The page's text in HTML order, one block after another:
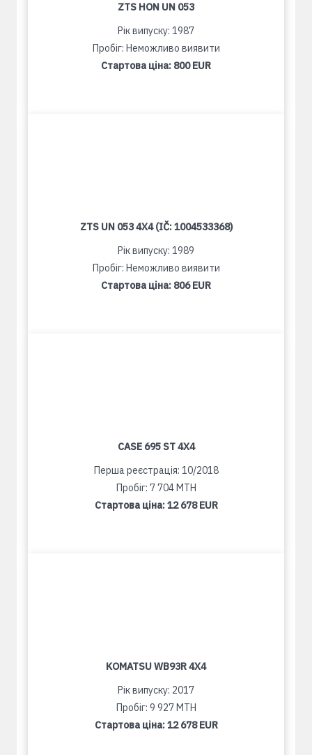
ZTS HON UN 053
Рік випуску: 1987
Пробіг: Неможливо виявити
Стартова ціна: 800 EUR
ZTS UN 053 4X4 (IČ: 1004533368)
Рік випуску: 1989
Пробіг: Неможливо виявити
Стартова ціна: 806 EUR
CASE 695 ST 4X4
Перша реєстрація: 10/2018
Пробіг: 7 704 MTH
Стартова ціна:12 678 EUR
KOMATSU WB93R 4X4
Рік випуску: 2017
Пробіг: 9 927 MTH
Стартова ціна:12 678 EUR